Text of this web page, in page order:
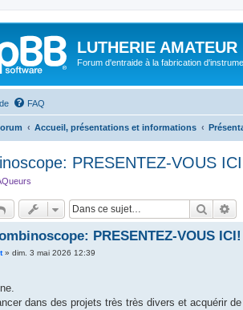
LUTHERIE AMATEUR
Forum d'entraide à la fabrication
FAQ
Accueil, présentations et informations
PRESENTEZ-VOUS
PRESENTEZ-VOUS ICI!
» dim. 3 mai 2026 12:39
dans des projets très très divers et acquérir